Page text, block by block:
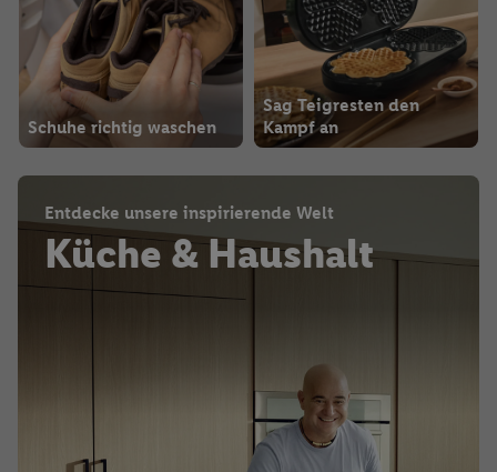
Schuhe richtig waschen
Sag Teigresten den
Kampf an
Entdecke unsere inspirierende Welt
Küche & Haushalt